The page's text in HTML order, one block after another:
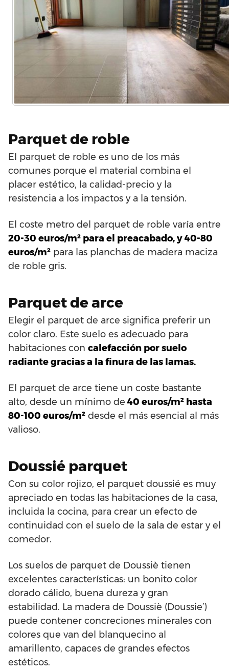
Parquet de roble
El parquet de roble es uno de los más
comunes porque el material combina el
placer estético, la calidad-precio y la
resistencia a los impactos y a la tensión.
El coste metro del parquet de roble varía entre
20-30 euros/m² para el preacabado, y 40-80
euros/m² para las planchas de madera maciza
de roble gris.
Parquet de arce
Elegir el parquet de arce significa preferir un
color claro. Este suelo es adecuado para
habitaciones con calefacción por suelo
radiante gracias a la finura de las lamas.
El parquet de arce tiene un coste bastante
alto, desde un mínimo de 40 euros/m² hasta
80-100 euros/m² desde el más esencial al más
valioso.
Doussié parquet
Con su color rojizo, el parquet doussié es muy
apreciado en todas las habitaciones de la casa,
incluida la cocina, para crear un efecto de
continuidad con el suelo de la sala de estar y el
comedor.
Los suelos de parquet de Doussiè tienen
excelentes características: un bonito color
dorado cálido, buena dureza y gran
estabilidad. La madera de Doussiè (Doussie’)
puede contener concreciones minerales con
colores que van del blanquecino al
amarillento, capaces de grandes efectos
estéticos.